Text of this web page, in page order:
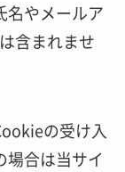
名やメールア
含まれませ
の受け入
場合は当サイ